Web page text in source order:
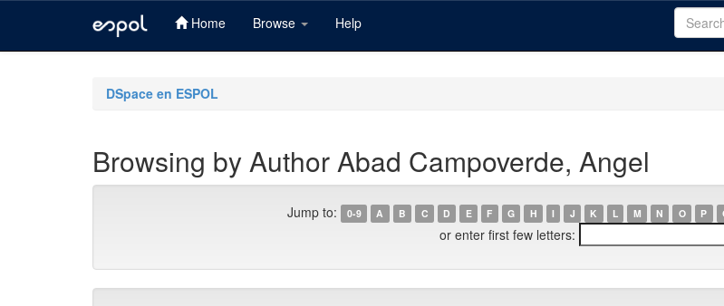
Home Browse Help
DSpace en ESPOL
Browsing by Author Abad Campoverde, Angel
Jump to: 0-9 A B C D E F G H I J K L M N O P
or enter first few letters: